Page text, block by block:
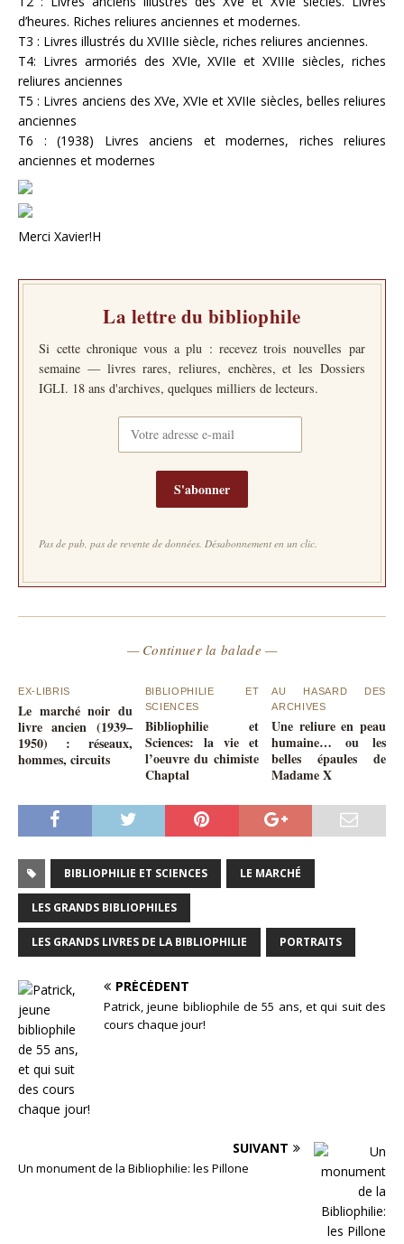
d’heures. Riches reliures anciennes et modernes.
T3 : Livres illustrés du XVIIIe siècle, riches reliures anciennes.
T4: Livres armoriés des XVIe, XVIIe et XVIIIe siècles, riches
reliures anciennes
T5 : Livres anciens des XVe, XVIe et XVIIe siècles, belles reliures
anciennes
T6 : (1938) Livres anciens et modernes, riches reliures
anciennes et modernes
Merci Xavier!H
La lettre du bibliophile
Si cette chronique vous a plu : recevez trois nouvelles par
semaine — livres rares, reliures, enchères, et les Dossiers
IGLI. 18 ans d'archives, quelques milliers de lecteurs.
S'abonner
Pas de pub, pas de revente de données. Désabonnement en un clic.
— Continuer la balade —
EX-LIBRIS
Le marché noir du
livre ancien (1939–
1950) : réseaux,
hommes, circuits
BIBLIOPHILIE ET
SCIENCES
Bibliophilie et
Sciences: la vie et
l’oeuvre du chimiste
Chaptal
AU HASARD DES
ARCHIVES
Une reliure en peau
humaine… ou les
belles épaules de
Madame X
BIBLIOPHILIE ET SCIENCES LE MARCHÉ
LES GRANDS BIBLIOPHILES
LES GRANDS LIVRES DE LA BIBLIOPHILIE PORTRAITS
PRÉCÉDENT
Patrick, jeune bibliophile de 55 ans, et qui suit des
cours chaque jour!
SUIVANT
Un monument de la Bibliophilie: les Pillone